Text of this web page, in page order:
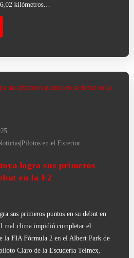
kilómetros…
Pilotos en el Exterior
logra sus primeros
en la F2
sus primeros puntos en su debut en
mal clima impidió completar el
la FIA Fórmula 2 en el Albert Park de
Claro de la Escudería Telmex,